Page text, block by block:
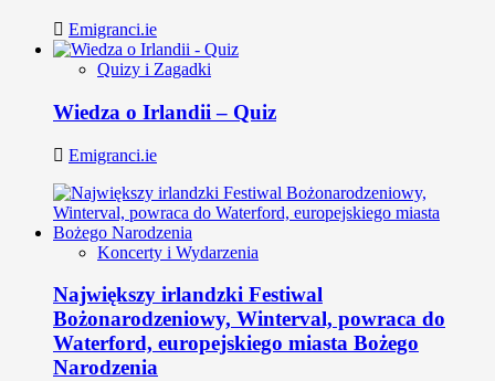
Emigranci.ie
Quizy i Zagadki
Wiedza o Irlandii – Quiz
Emigranci.ie
Koncerty i Wydarzenia
Największy irlandzki Festiwal
Bożonarodzeniowy, Winterval, powraca do
Waterford, europejskiego miasta Bożego
Narodzenia